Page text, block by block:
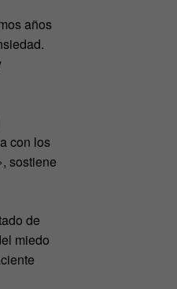
años
con los
sostiene
de
miedo